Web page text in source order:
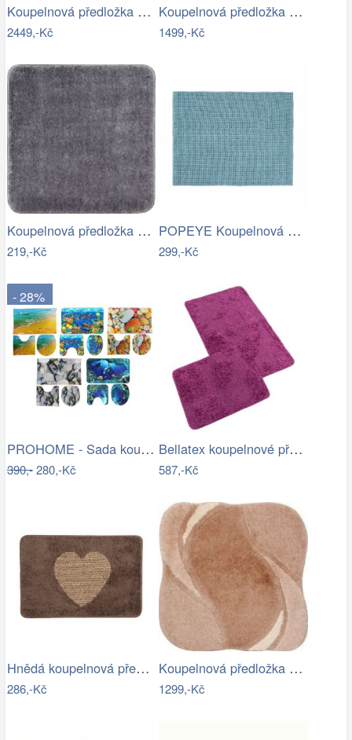
Koupelnová předložka CARMEN
2449,-Kč
Koupelnová předložka DUETTO
1499,-Kč
Koupelnová předložka Optima 55x55 cm…
219,-Kč
POPEYE Koupelnová předložka 80 x 60 cm …
299,-Kč
- 28%
PROHOME - Sada koupelnová 3ks různé…
390,-280,-Kč
Bellatex koupelnové předložky…
587,-Kč
Hnědá koupelnová předložka se srdíčkem …
286,-Kč
Koupelnová předložka REGENT
1299,-Kč